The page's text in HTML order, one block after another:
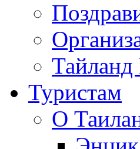
Тайланд
Туристам
О